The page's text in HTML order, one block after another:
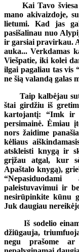
Kai Tavo
mano akivaizdoje,
lietumi. Kad jas
pasišalinau nuo
ir garsiai pravirkau.
auka... Verkdamas
Viešpatie, iki kolei
ilgai pagaliau tas vis
ne šią valandą galas
Taip kalbėjau
štai girdžiu iš
kartojantį: “Imk ir
persimainė. Ėmiau
nors žaidime
kėliaus
atskleisti knygą ir
grįžau atgal, kur
Apaštalo knygą),
paleistuvavimui ir
nesirūpinkite kūnu
Juk daugiau
Iš sodelio
džiūgauja,
negu prašome